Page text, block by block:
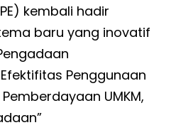
kembali hadir
baru yang inovatif
Penggunaan
UMKM,